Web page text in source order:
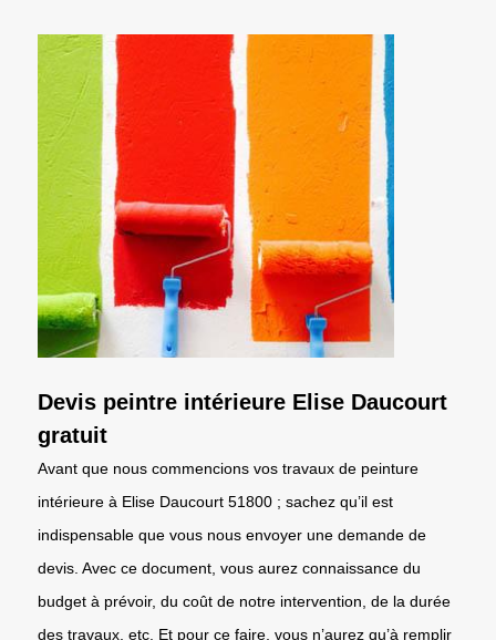
Devis peintre intérieure Elise Daucourt
gratuit
Avant que nous commencions vos travaux de peinture
intérieure à Elise Daucourt 51800 ; sachez qu’il est
indispensable que vous nous envoyer une demande de
devis. Avec ce document, vous aurez connaissance du
budget à prévoir, du coût de notre intervention, de la durée
des travaux, etc. Et pour ce faire, vous n’aurez qu’à remplir